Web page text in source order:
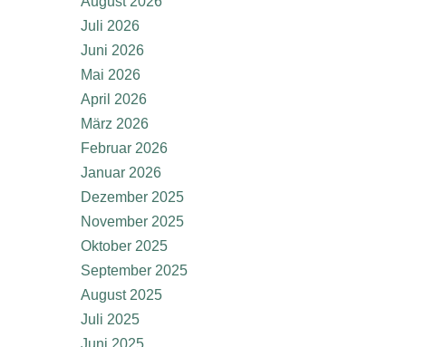
Juli 2026
Juni 2026
Mai 2026
April 2026
März 2026
Februar 2026
Januar 2026
Dezember 2025
November 2025
Oktober 2025
September 2025
August 2025
Juli 2025
Juni 2025